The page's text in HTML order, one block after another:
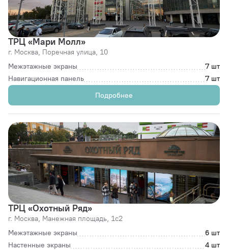
ТРЦ «Мари Молл»
г. Москва, Поречная улица, 10
Межэтажные экраны
7 шт
Навигационная панель
7 шт
Подробнее
ТРЦ «Охотный Ряд»
г. Москва, Манежная площадь, 1с2
Межэтажные экраны
6 шт
Настенные экраны
4 шт